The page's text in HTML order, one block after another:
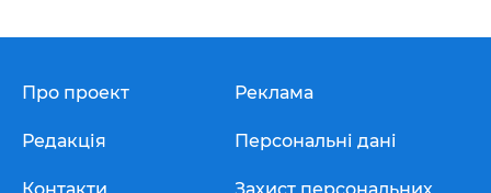
Про проект
Редакція
Реклама
Персональні дані